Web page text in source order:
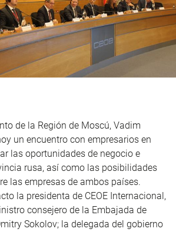
de la Región de Moscú, Vadim
un encuentro con empresarios en
las oportunidades de negocio e
rusa, así como las posibilidades
las empresas de ambos países.
la presidenta de CEOE Internacional,
consejero de la Embajada de
Sokolov; la delegada del gobierno